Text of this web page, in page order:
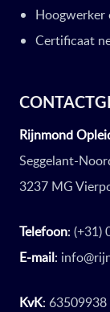
Hoogwerker
Certificaat
Rijnmond
Seggelant-
3237 MG
Telefoon: (+31)
E-mail:
KvK: 63509938